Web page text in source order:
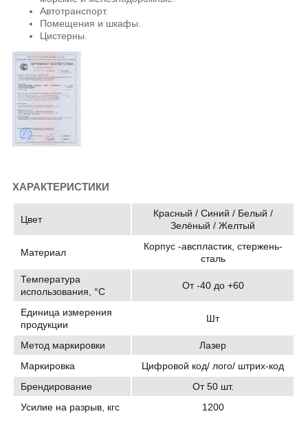
Автотранспорт.
Помещения и шкафы.
Цистерны.
ХАРАКТЕРИСТИКИ
Цвет
Красный / Синий / Белый /
Зелёный / Желтый
Материал
Корпус -авспластик, стержень-
сталь
Температура
использования, °C
От -40 до +60
Единица измерения
продукции
Шт
Метод маркировки
Лазер
Маркировка
Цифровой код/ лого/ штрих-код
Брендирование
От 50 шт.
Усилие на разрыв, кгс
1200